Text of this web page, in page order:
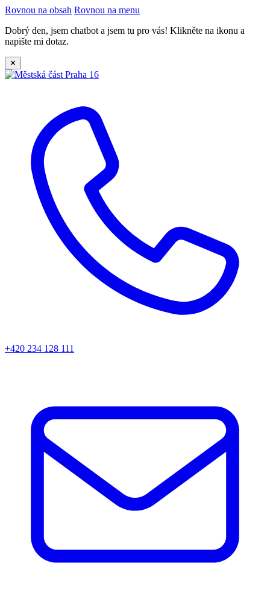
Rovnou na obsah Rovnou na menu
Dobrý den, jsem chatbot a jsem tu pro vás! Klikněte na ikonu a
napište mi dotaz.
✕
+420 234 128 111